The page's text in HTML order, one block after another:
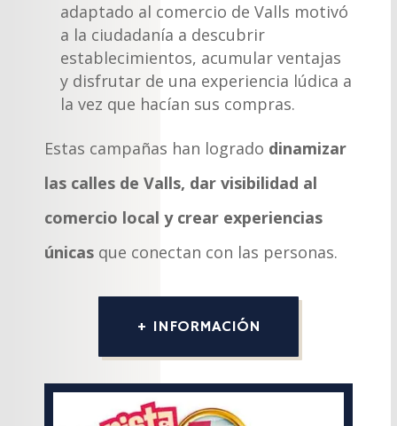
adaptado al comercio de Valls motivó
a la ciudadanía a descubrir
establecimientos, acumular ventajas
y disfrutar de una experiencia lúdica a
la vez que hacían sus compras.
Estas campañas han logrado dinamizar
las calles de Valls, dar visibilidad al
comercio local y crear experiencias
únicas que conectan con las personas.
+ INFORMACIÓN